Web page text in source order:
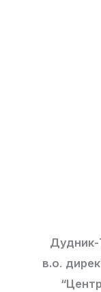
Дудник-
в.о.